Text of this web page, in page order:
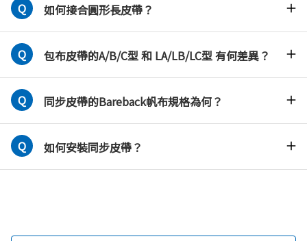
如何接合圓形長皮帶？
包布皮帶的A/B/C型 和 LA/LB/LC型 有何差異？
同步皮帶的Bareback帆布規格為何？
如何安裝同步皮帶？